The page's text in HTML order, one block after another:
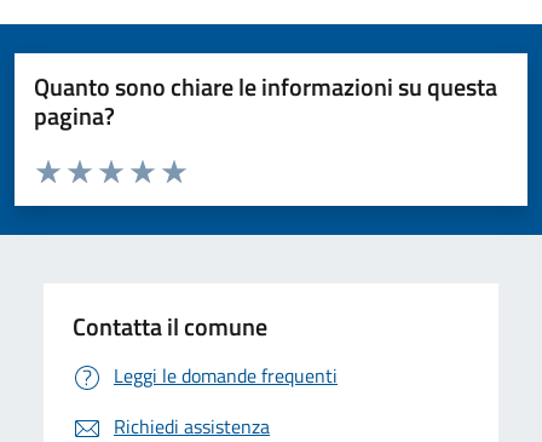
Quanto sono chiare le informazioni su questa
pagina?
Valuta da 1 a 5 stelle la pagina
Valuta 5 stelle su 5
Valuta 4 stelle su 5
Valuta 3 stelle su 5
Valuta 2 stelle su 5
Valuta 1 stelle su 5
Contatta il comune
Leggi le domande frequenti
Richiedi assistenza